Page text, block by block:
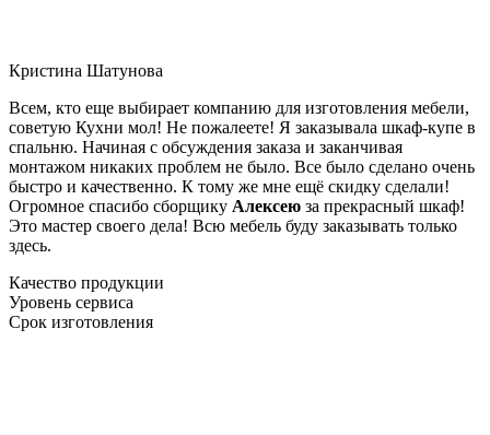
Кристина Шатунова
Всем, кто еще выбирает компанию для изготовления мебели,
советую Кухни мол! Не пожалеете! Я заказывала шкаф-купе в
спальню. Начиная с обсуждения заказа и заканчивая
монтажом никаких проблем не было. Все было сделано очень
быстро и качественно. К тому же мне ещё скидку сделали!
Огромное спасибо сборщику Алексею за прекрасный шкаф!
Это мастер своего дела! Всю мебель буду заказывать только
здесь.
Качество продукции
Уровень сервиса
Срок изготовления